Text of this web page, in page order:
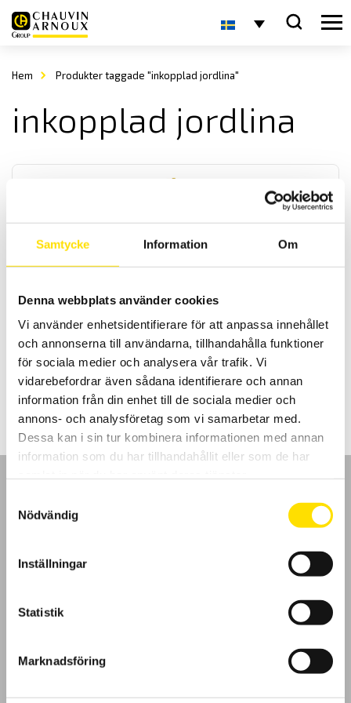
Samtycke Information Om
Denna webbplats använder cookies
Vi använder enhetsidentifierare för att anpassa innehållet
och annonserna till användarna, tillhandahålla funktioner
för sociala medier och analysera vår trafik. Vi
vidarebefordrar även sådana identifierare och annan
information från din enhet till de sociala medier och
annons- och analysföretag som vi samarbetar med.
Dessa kan i sin tur kombinera informationen med annan
information som du har tillhandahållit eller som de har
Nödvändig
Inställningar
Statistik
Marknadsföring
Hem Produkter taggade "inkopplad jordlina"
inkopplad jordlina
Adapter för jordtagsmätning vid parallella jordningar på exempelvis
högspänningsmaster och vindkraftverk med ansluten toppjordlina
under drift.
97,900.00kr–
118,900.00
Prisintervall:
97,900.00 kr
till
118,900.00 kr
LÄS MER